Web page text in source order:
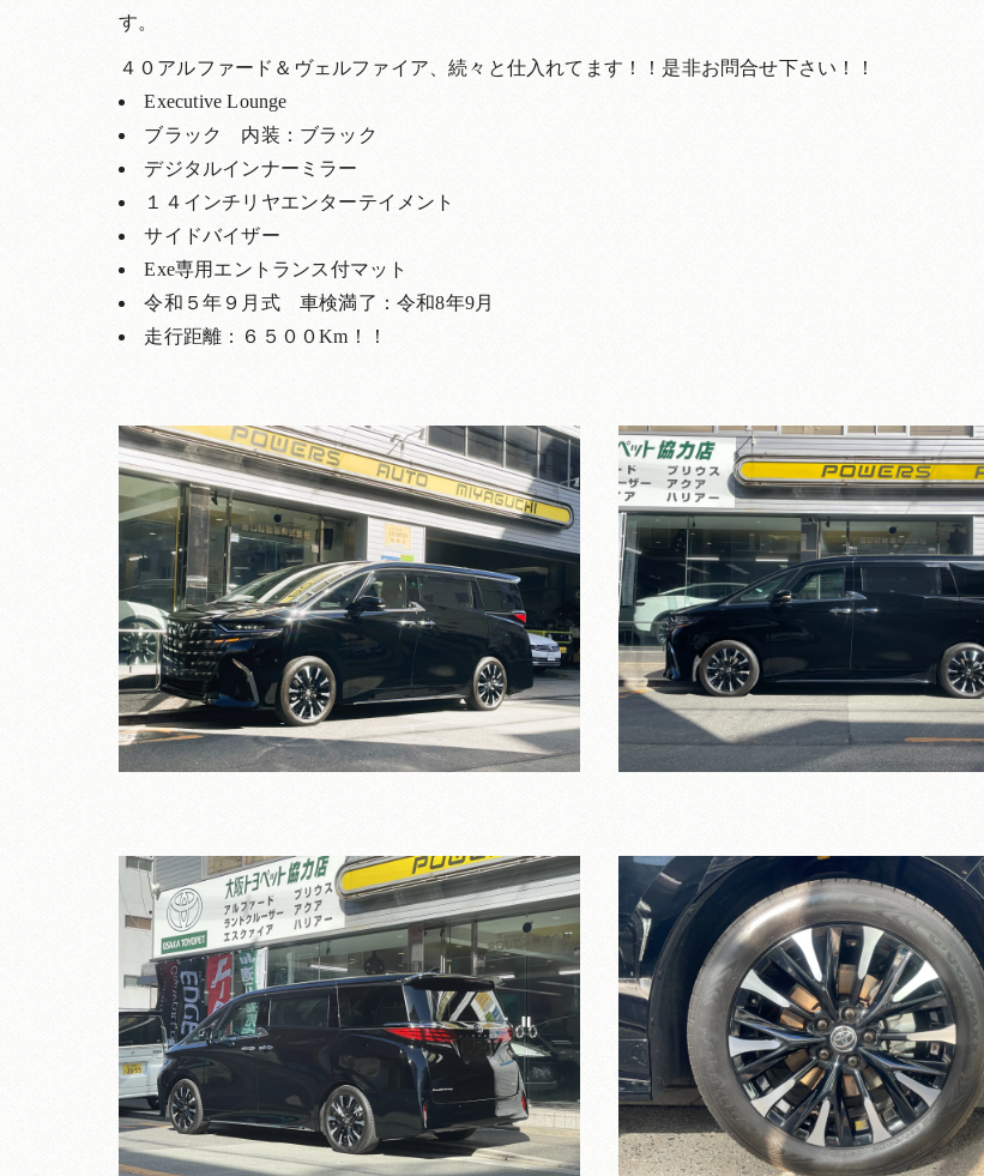
す。
４０アルファード＆ヴェルファイア、続々と仕入れてます！！是非お問合せ下さい！！
Executive Lounge
ブラック 内装：ブラック
デジタルインナーミラー
１４インチリヤエンターテイメント
サイドバイザー
Exe専用エントランス付マット
令和５年９月式 車検満了：令和8年9月
走行距離：６５００Km！！